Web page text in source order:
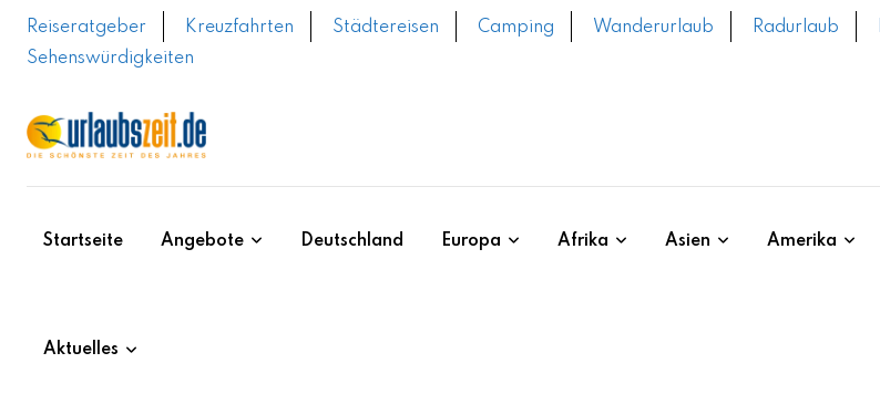
Skip
Reiseratgeber Kreuzfahrten Städtereisen Camping Wanderurlaub Radurlaub
Sehenswürdigkeiten
Startseite Angebote Deutschland Europa Afrika Asien Amerika
Aktuelles